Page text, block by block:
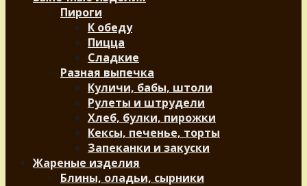
Пироги
К обеду
Пицца
Сладкие
Разная выпечка
Куличи, бабы, штоли
Рулеты и штрудели
Хлеб, булки, пирожки
Кексы, печенье, торты
Запеканки и закуски
Жареные изделия
Блины, оладьи, сырники